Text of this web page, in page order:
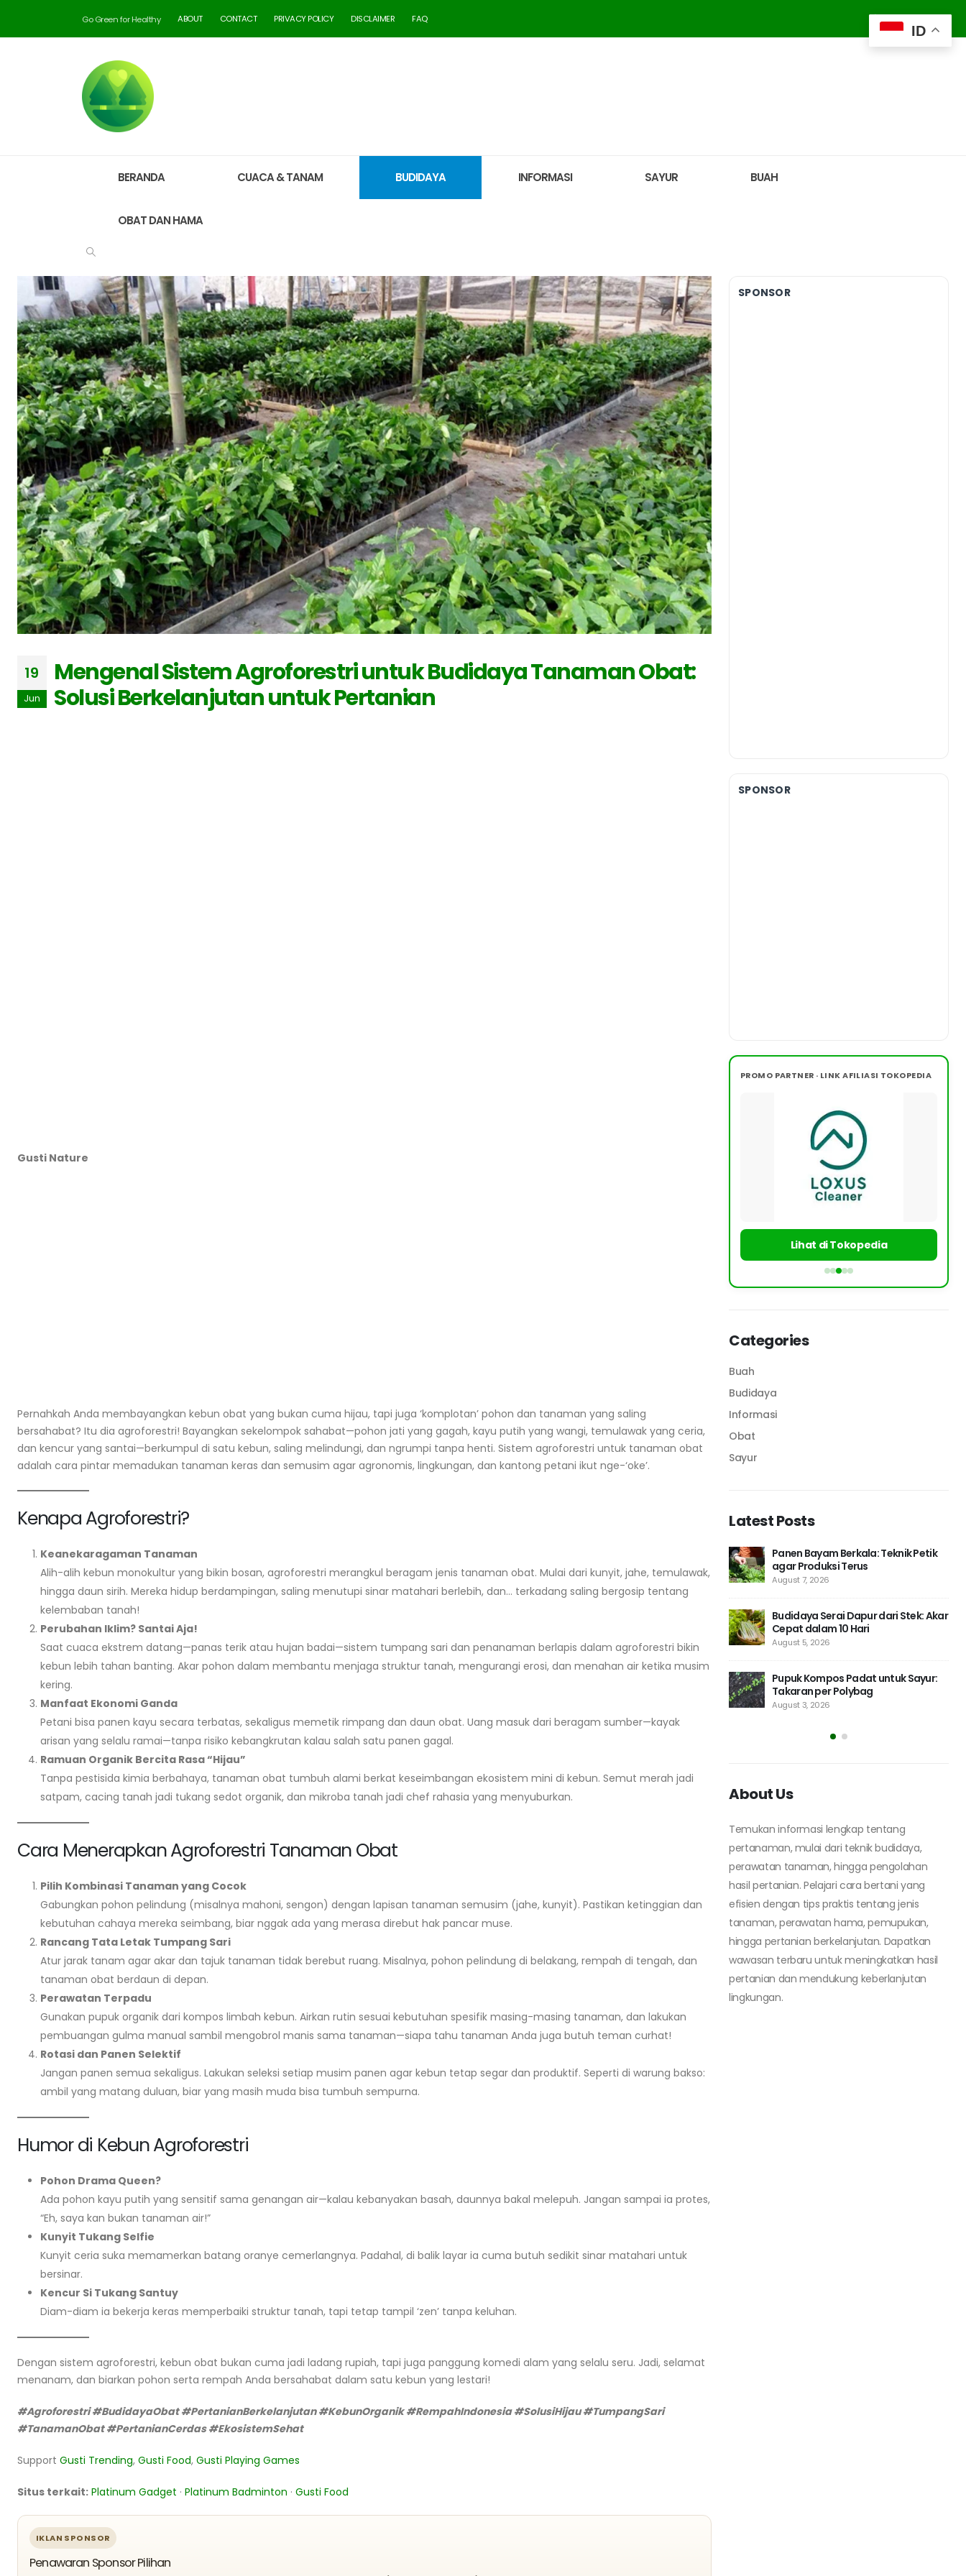
Go Green for Healthy ABOUT CONTACT PRIVACY POLICY DISCLAIMER FAQ
BERANDA CUACA & TANAM BUDIDAYA INFORMASI SAYUR BUAH
OBAT DAN HAMA
19
Jun
Mengenal Sistem Agroforestri untuk Budidaya Tanaman Obat:
Solusi Berkelanjutan untuk Pertanian
Gusti Nature
Pernahkah Anda membayangkan kebun obat yang bukan cuma hijau, tapi juga ‘komplotan’ pohon dan tanaman yang saling
bersahabat? Itu dia agroforestri! Bayangkan sekelompok sahabat—pohon jati yang gagah, kayu putih yang wangi, temulawak yang ceria,
dan kencur yang santai—berkumpul di satu kebun, saling melindungi, dan ngrumpi tanpa henti. Sistem agroforestri untuk tanaman obat
adalah cara pintar memadukan tanaman keras dan semusim agar agronomis, lingkungan, dan kantong petani ikut nge-‘oke’.
Kenapa Agroforestri?
Keanekaragaman Tanaman
Alih-alih kebun monokultur yang bikin bosan, agroforestri merangkul beragam jenis tanaman obat. Mulai dari kunyit, jahe, temulawak,
hingga daun sirih. Mereka hidup berdampingan, saling menutupi sinar matahari berlebih, dan… terkadang saling bergosip tentang
kelembaban tanah!
Perubahan Iklim? Santai Aja!
Saat cuaca ekstrem datang—panas terik atau hujan badai—sistem tumpang sari dan penanaman berlapis dalam agroforestri bikin
kebun lebih tahan banting. Akar pohon dalam membantu menjaga struktur tanah, mengurangi erosi, dan menahan air ketika musim
kering.
Manfaat Ekonomi Ganda
Petani bisa panen kayu secara terbatas, sekaligus memetik rimpang dan daun obat. Uang masuk dari beragam sumber—kayak
arisan yang selalu ramai—tanpa risiko kebangkrutan kalau salah satu panen gagal.
Ramuan Organik Bercita Rasa “Hijau”
Tanpa pestisida kimia berbahaya, tanaman obat tumbuh alami berkat keseimbangan ekosistem mini di kebun. Semut merah jadi
satpam, cacing tanah jadi tukang sedot organik, dan mikroba tanah jadi chef rahasia yang menyuburkan.
Cara Menerapkan Agroforestri Tanaman Obat
Pilih Kombinasi Tanaman yang Cocok
Gabungkan pohon pelindung (misalnya mahoni, sengon) dengan lapisan tanaman semusim (jahe, kunyit). Pastikan ketinggian dan
kebutuhan cahaya mereka seimbang, biar nggak ada yang merasa direbut hak pancar muse.
Rancang Tata Letak Tumpang Sari
Atur jarak tanam agar akar dan tajuk tanaman tidak berebut ruang. Misalnya, pohon pelindung di belakang, rempah di tengah, dan
tanaman obat berdaun di depan.
Perawatan Terpadu
Gunakan pupuk organik dari kompos limbah kebun. Airkan rutin sesuai kebutuhan spesifik masing-masing tanaman, dan lakukan
pembuangan gulma manual sambil mengobrol manis sama tanaman—siapa tahu tanaman Anda juga butuh teman curhat!
Rotasi dan Panen Selektif
Jangan panen semua sekaligus. Lakukan seleksi setiap musim panen agar kebun tetap segar dan produktif. Seperti di warung bakso:
ambil yang matang duluan, biar yang masih muda bisa tumbuh sempurna.
Humor di Kebun Agroforestri
Pohon Drama Queen?
Ada pohon kayu putih yang sensitif sama genangan air—kalau kebanyakan basah, daunnya bakal melepuh. Jangan sampai ia protes,
“Eh, saya kan bukan tanaman air!”
Kunyit Tukang Selfie
Kunyit ceria suka memamerkan batang oranye cemerlangnya. Padahal, di balik layar ia cuma butuh sedikit sinar matahari untuk
bersinar.
Kencur Si Tukang Santuy
Diam-diam ia bekerja keras memperbaiki struktur tanah, tapi tetap tampil ‘zen’ tanpa keluhan.
Dengan sistem agroforestri, kebun obat bukan cuma jadi ladang rupiah, tapi juga panggung komedi alam yang selalu seru. Jadi, selamat
menanam, dan biarkan pohon serta rempah Anda bersahabat dalam satu kebun yang lestari!
#Agroforestri #BudidayaObat #PertanianBerkelanjutan #KebunOrganik #RempahIndonesia #SolusiHijau #TumpangSari
#TanamanObat #PertanianCerdas #EkosistemSehat
Support Gusti Trending, Gusti Food, Gusti Playing Games
Situs terkait: Platinum Gadget · Platinum Badminton · Gusti Food
IKLAN SPONSOR
Penawaran Sponsor Pilihan
SPONSOR
SPONSOR
PROMO PARTNER · LINK AFILIASI TOKOPEDIA
Lihat di Tokopedia
Categories
Buah
Budidaya
Informasi
Obat
Sayur
Latest Posts
Panen Bayam Berkala: Teknik Petik
agar Produksi Terus
August 7, 2026
Budidaya Serai Dapur dari Stek: Akar
Cepat dalam 10 Hari
August 5, 2026
August 3, 2026
Agar Air Tidak Genang
July 31, 2026
July 29, 2026
agar Produksi Terus
August 7, 2026
August 5, 2026
Drainase Kebun Menurun: Cara Buat
Agar Air Tidak Genang
July 31, 2026
Bibit Tomat Unggul untuk Dataran
Rendah: Ciri dan Perawatan
July 29, 2026
Kalender Tanam Kangkung 30 Hari
untuk Pekarangan
July 27, 2026
About Us
Temukan informasi lengkap tentang
pertanaman, mulai dari teknik budidaya,
perawatan tanaman, hingga pengolahan
hasil pertanian. Pelajari cara bertani yang
efisien dengan tips praktis tentang jenis
tanaman, perawatan hama, pemupukan,
hingga pertanian berkelanjutan. Dapatkan
wawasan terbaru untuk meningkatkan hasil
pertanian dan mendukung keberlanjutan
lingkungan.
ID